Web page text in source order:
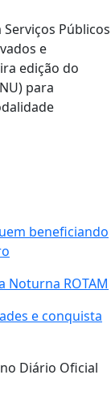
Públicos
e
edição do
para
beneficiando
Noturna ROTAM
e conquista
Diário Oficial